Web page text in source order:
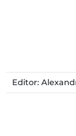
Editor: